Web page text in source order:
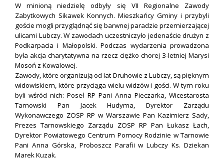
W minioną niedzielę odbyły się VII Regionalne Zawody
Zabytkowych Sikawek Konnych. Mieszkańcy Gminy i przybyli
goście mogli przyglądnąć się barwnej paradzie przemierzającej
ulicami Lubczy. W zawodach uczestniczyło jedenaście drużyn z
Podkarpacia i Małopolski. Podczas wydarzenia prowadzona
była akcja charytatywna na rzecz ciężko chorej 3-letniej Marysi
Mosoń z Kowalowej.
Zawody, które organizują od lat Druhowie z Lubczy, są pięknym
widowiskiem, które przyciąga wielu widzów i gości. W tym roku
byli wśród nich: Poseł RP Pani Anna Pieczarka, Wicestarosta
Tarnowski Pan Jacek Hudyma, Dyrektor Zarządu
Wykonawczego ZOSP RP w Warszawie Pan Kazimierz Sady,
Prezes Tarnowskiego Zarządu ZOSP RP Pan Łukasz Łach,
Dyrektor Powiatowego Centrum Pomocy Rodzinie w Tarnowie
Pani Anna Górska, Proboszcz Parafii w Lubczy Ks. Dziekan
Marek Kuzak.